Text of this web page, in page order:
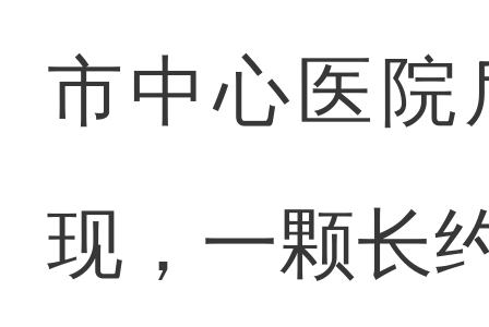
市中心医院
现，一颗长